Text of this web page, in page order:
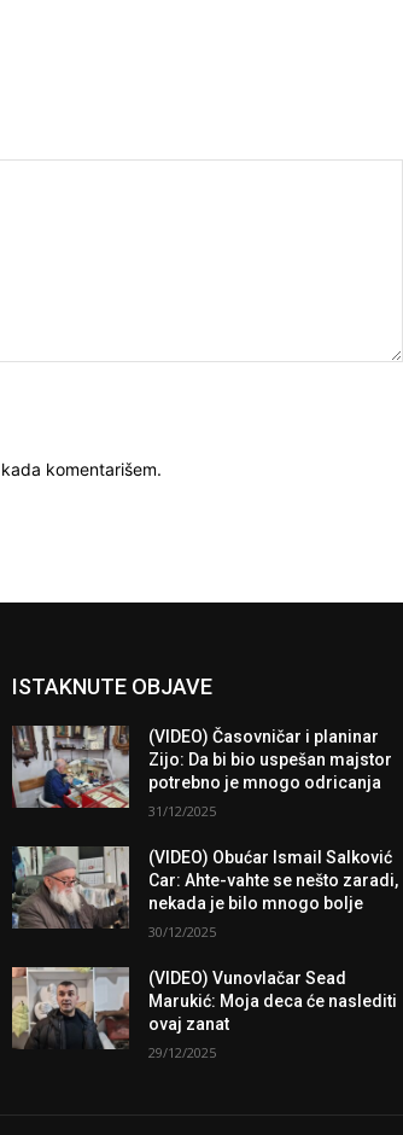
komentarišem.
ISTAKNUTE OBJAVE
(VIDEO) Časovničar i planinar
Zijo: Da bi bio uspešan majstor
potrebno je mnogo odricanja
31/12/2025
(VIDEO) Obućar Ismail Salković
Car: Ahte-vahte se nešto zaradi,
nekada je bilo mnogo bolje
30/12/2025
(VIDEO) Vunovlačar Sead
Marukić: Moja deca će naslediti
ovaj zanat
29/12/2025